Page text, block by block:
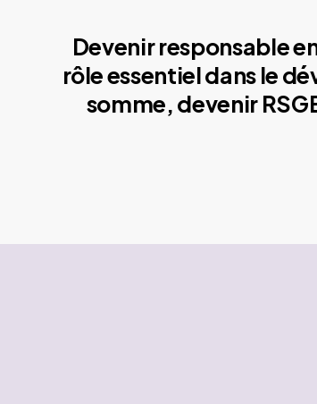
Devenir responsable
rôle essentiel dans le
somme, devenir